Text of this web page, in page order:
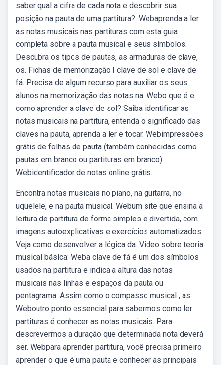
saber qual a cifra de cada nota e descobrir sua
posição na pauta de uma partitura?. Webaprenda a ler
as notas musicais nas partituras com esta guia
completa sobre a pauta musical e seus símbolos.
Descubra os tipos de pautas, as armaduras de clave,
os. Fichas de memorização | clave de sol e clave de
fá. Precisa de algum recurso para auxiliar os seus
alunos na memorização das notas na. Webo que é e
como aprender a clave de sol? Saiba identificar as
notas musicais na partitura, entenda o significado das
claves na pauta, aprenda a ler e tocar. Webimpressões
grátis de folhas de pauta (também conhecidas como
pautas em branco ou partituras em branco).
Webidentificador de notas online grátis.
Encontra notas musicais no piano, na guitarra, no
uquelele, e na pauta musical. Webum site que ensina a
leitura de partitura de forma simples e divertida, com
imagens autoexplicativas e exercícios automatizados.
Veja como desenvolver a lógica da. Video sobre teoria
musical básica: Weba clave de fá é um dos símbolos
usados na partitura e indica a altura das notas
musicais nas linhas e espaços da pauta ou
pentagrama. Assim como o compasso musical , as.
Weboutro ponto essencial para sabermos como ler
partituras é conhecer as notas musicais. Para
descrevermos a duração que determinada nota deverá
ser. Webpara aprender partitura, você precisa primeiro
aprender o que é uma pauta e conhecer as principais